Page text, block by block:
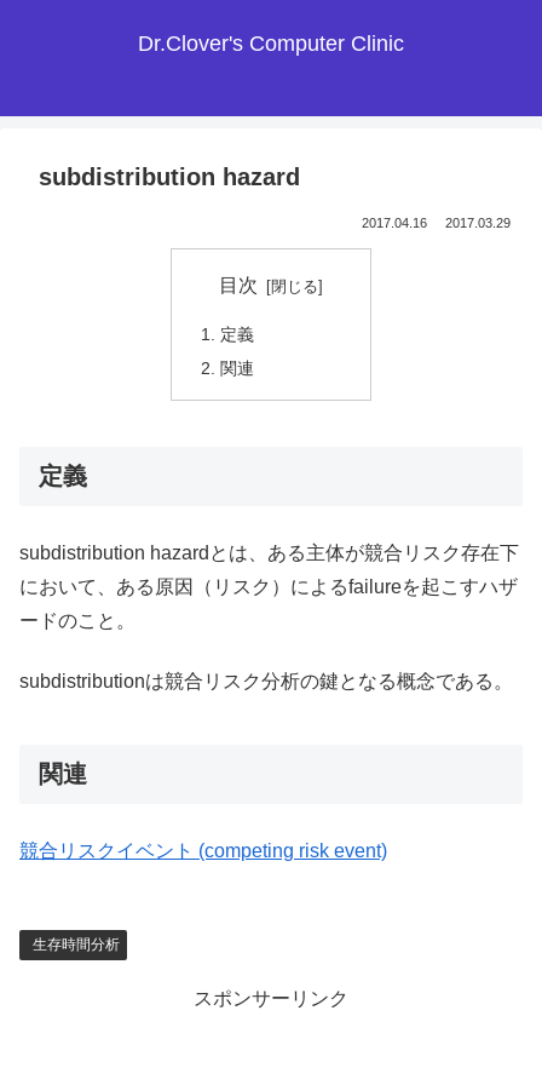
Dr.Clover's Computer Clinic
subdistribution hazard
2017.04.16 2017.03.29
目次
定義
関連
定義
subdistribution hazardとは、ある主体が競合リスク存在下
において、ある原因（リスク）によるfailureを起こすハザ
ードのこと。
subdistributionは競合リスク分析の鍵となる概念である。
関連
競合リスクイベント (competing risk event)
生存時間分析
スポンサーリンク